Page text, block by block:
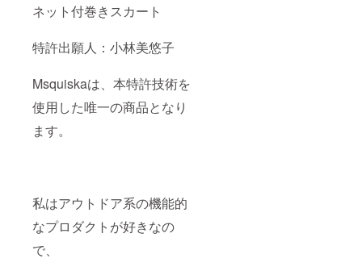
ネット付巻きスカート
特許出願人：小林美悠子
Msquiskaは、本特許技術を
使用した唯一の商品となり
ます。
私はアウトドア系の機能的
なプロダクトが好きなの
で、